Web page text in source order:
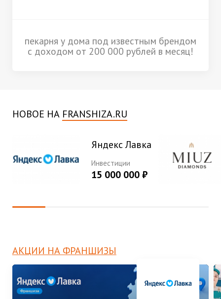
пекарня у дома под известным брендом
с доходом от 200 000 рублей в месяц!
НОВОЕ НА FRANSHIZA.RU
Яндекс Лавка
Инвестиции
15 000 000 ₽
АКЦИИ НА ФРАНШИЗЫ